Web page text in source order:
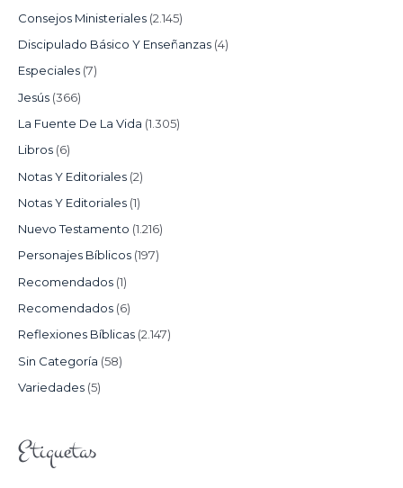
Consejos Ministeriales (2.145)
Discipulado Básico Y Enseñanzas (4)
Especiales (7)
Jesús (366)
La Fuente De La Vida (1.305)
Libros (6)
Notas Y Editoriales (2)
Notas Y Editoriales (1)
Nuevo Testamento (1.216)
Personajes Bíblicos (197)
Recomendados (1)
Recomendados (6)
Reflexiones Bíblicas (2.147)
Sin Categoría (58)
Variedades (5)
Etiquetas